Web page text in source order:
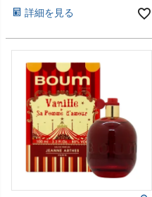
詳細を見る